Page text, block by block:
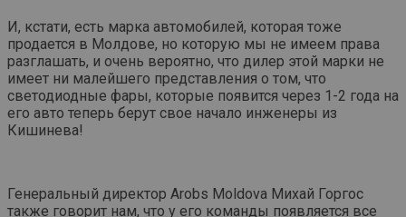
И, кстати, есть марка автомобилей, которая тоже
продается в Молдове, но которую мы не имеем права
разглашать, и очень вероятно, что дилер этой марки не
имеет ни малейшего представления о том, что
светодиодные фары, которые появится через 1-2 года на
его авто теперь берут свое начало инженеры из
Кишинева!
Генеральный директор Arobs Moldova Михай Горгос
также говорит нам, что у его команды появляется все